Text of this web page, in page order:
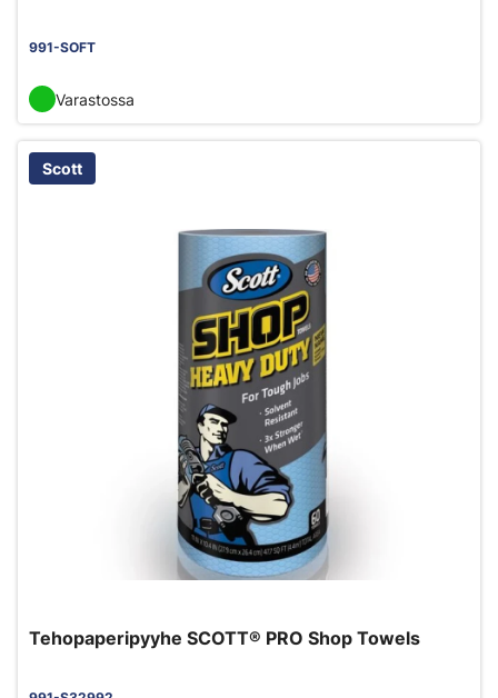
991-SOFT
Varastossa
Scott
Tehopaperipyyhe SCOTT® PRO Shop Towels